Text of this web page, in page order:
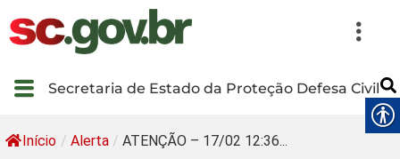
Secretaria de Estado da Proteção Defesa Civil
Início / Alerta / ATENÇÃO – 17/02 12:36...